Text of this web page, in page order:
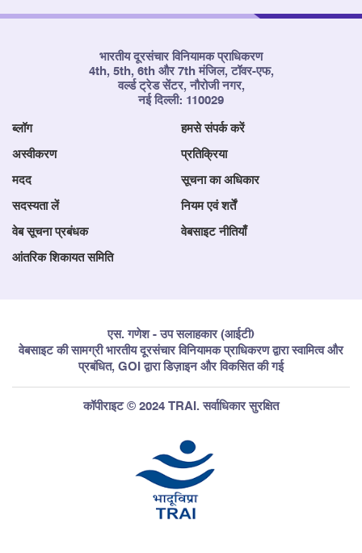
भारतीय दूरसंचार विनियामक प्राधिकरण
4th, 5th, 6th और 7th मंजिल, टॉवर-एफ,
वर्ल्ड ट्रेड सेंटर, नौरोजी नगर,
नई दिल्ली: 110029
ब्लॉग हमसे संपर्क करें
अस्वीकरण प्रतिक्रिया
मदद सूचना का अधिकार
सदस्यता लें नियम एवं शर्तें
वेब सूचना प्रबंधक वेबसाइट नीतियाँ
आंतरिक शिकायत समिति
एस. गणेश - उप सलाहकार (आईटी)
वेबसाइट की सामग्री भारतीय दूरसंचार विनियामक प्राधिकरण द्वारा स्वामित्व और
प्रबंधित, GOI द्वारा डिज़ाइन और विकसित की गई
कॉपीराइट © 2024 TRAI. सर्वाधिकार सुरक्षित